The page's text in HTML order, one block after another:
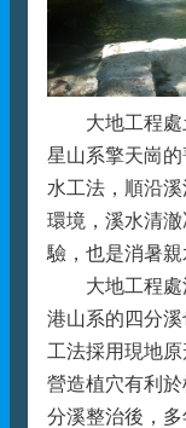
大地工程處
星山系擎天崗
水工法，順沿
環境，溪水清
驗，也是消暑親
大地工程處
港山系的四分
工法採用現地
營造植穴有利
分溪整治後，